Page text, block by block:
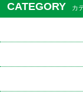
CATEGORY カ